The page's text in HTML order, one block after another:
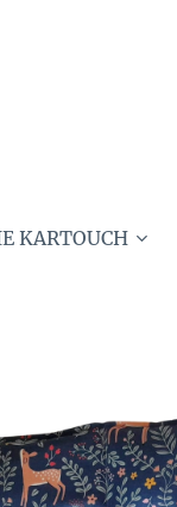
KARTOUCH